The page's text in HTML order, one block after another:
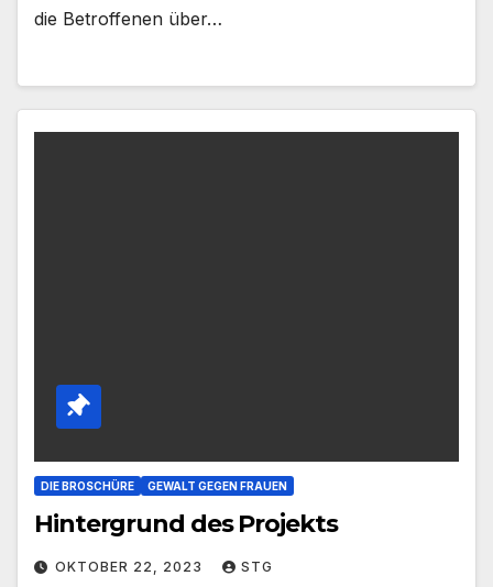
die Betroffenen über…
DIE BROSCHÜRE GEWALT GEGEN FRAUEN
Hintergrund des Projekts
OKTOBER 22, 2023 STG